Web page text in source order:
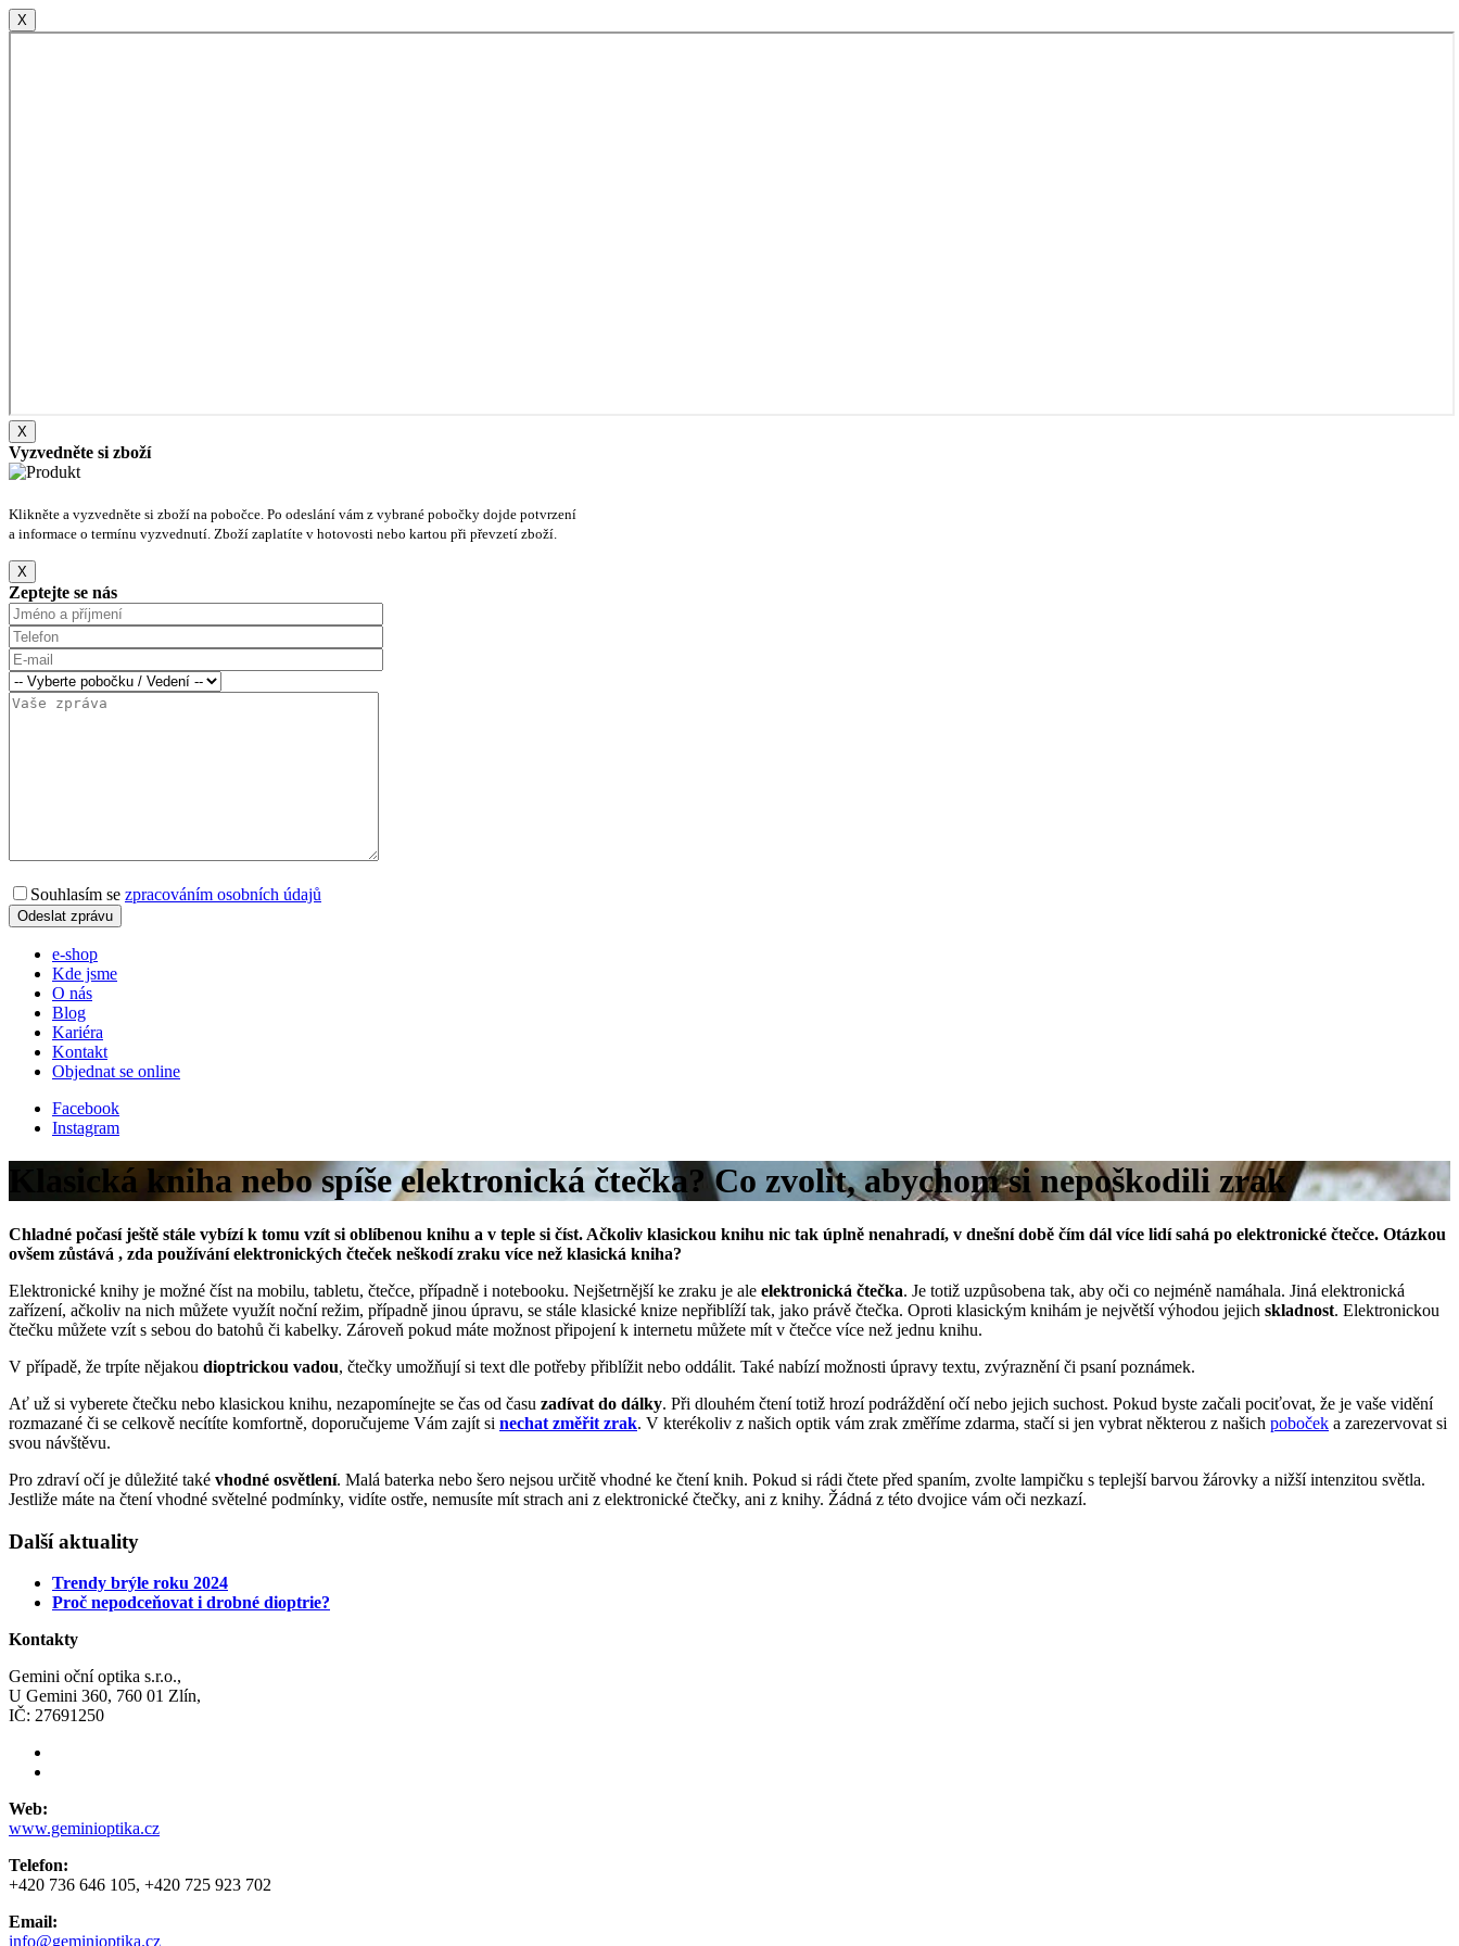
X
X
Vyzvedněte si zboží
Klikněte a vyzvedněte si zboží na pobočce. Po odeslání vám z vybrané pobočky dojde potvrzení
a informace o termínu vyzvednutí. Zboží zaplatíte v hotovosti nebo kartou při převzetí zboží.
X
Zeptejte se nás
Souhlasím se zpracováním osobních údajů
e-shop
Kde jsme
O nás
Blog
Kariéra
Kontakt
Objednat se online
Facebook
Instagram
Klasická kniha nebo spíše elektronická čtečka? Co zvolit, abychom si nepoškodili zrak
Chladné počasí ještě stále vybízí k tomu vzít si oblíbenou knihu a v teple si číst. Ačkoliv klasickou knihu nic tak úplně nenahradí, v dnešní době čím dál více lidí sahá po elektronické čtečce. Otázkou
ovšem zůstává , zda používání elektronických čteček neškodí zraku více než klasická kniha?
Elektronické knihy je možné číst na mobilu, tabletu, čtečce, případně i notebooku. Nejšetrnější ke zraku je ale elektronická čtečka. Je totiž uzpůsobena tak, aby oči co nejméně namáhala. Jiná elektronická
zařízení, ačkoliv na nich můžete využít noční režim, případně jinou úpravu, se stále klasické knize nepřiblíží tak, jako právě čtečka. Oproti klasickým knihám je největší výhodou jejich skladnost. Elektronickou
čtečku můžete vzít s sebou do batohů či kabelky. Zároveň pokud máte možnost připojení k internetu můžete mít v čtečce více než jednu knihu.
V případě, že trpíte nějakou dioptrickou vadou, čtečky umožňují si text dle potřeby přiblížit nebo oddálit. Také nabízí možnosti úpravy textu, zvýraznění či psaní poznámek.
Ať už si vyberete čtečku nebo klasickou knihu, nezapomínejte se čas od času zadívat do dálky. Při dlouhém čtení totiž hrozí podráždění očí nebo jejich suchost. Pokud byste začali pociťovat, že je vaše vidění
rozmazané či se celkově necítíte komfortně, doporučujeme Vám zajít si nechat změřit zrak. V kterékoliv z našich optik vám zrak změříme zdarma, stačí si jen vybrat některou z našich poboček a zarezervovat si
svou návštěvu.
Pro zdraví očí je důležité také vhodné osvětlení. Malá baterka nebo šero nejsou určitě vhodné ke čtení knih. Pokud si rádi čtete před spaním, zvolte lampičku s teplejší barvou žárovky a nižší intenzitou světla.
Jestliže máte na čtení vhodné světelné podmínky, vidíte ostře, nemusíte mít strach ani z elektronické čtečky, ani z knihy. Žádná z této dvojice vám oči nezkazí.
Další aktuality
Trendy brýle roku 2024
Proč nepodceňovat i drobné dioptrie?
Kontakty
Gemini oční optika s.r.o.,
U Gemini 360, 760 01 Zlín,
IČ: 27691250
Web:
www.geminioptika.cz
Telefon:
+420 736 646 105, +420 725 923 702
Email:
info@geminioptika.cz